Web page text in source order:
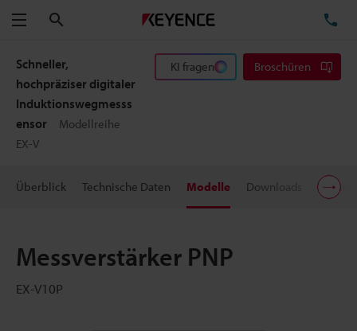
Menü
Schneller,
hochpräziser digitaler
Induktionswegmesss
ensor
Modellreihe
EX-V
KI fragen Broschüren
Überblick Technische Daten Modelle Downloads
Messverstärker PNP
EX-V10P